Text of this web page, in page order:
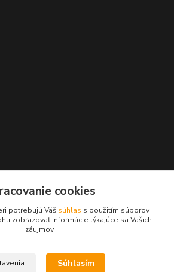
cookies
potrebujú Váš súhlas s použitím súborov
zobrazovať informácie týkajúce sa Vašich
záujmov.
Súhlasím